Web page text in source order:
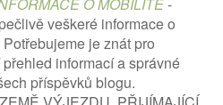
veškeré informace o
je znát pro
informací a správné
příspěvků blogu.